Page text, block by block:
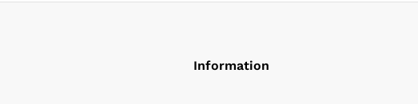
Information